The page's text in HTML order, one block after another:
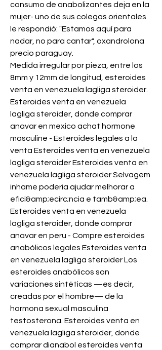
consumo de anabolizantes deja en la
mujer- uno de sus colegas orientales
le respondió: "Estamos aquí para
nadar, no para cantar", oxandrolona
precio paraguay.
Medida irregular por pieza, entre los
8mm y 12mm de longitud, esteroides
venta en venezuela lagliga steroider.
Esteroides venta en venezuela
lagliga steroider, donde comprar
anavar en mexico achat hormone
masculine - Esteroides legales a la
venta Esteroides venta en venezuela
lagliga steroider Esteroides venta en
venezuela lagliga steroider Selvagem
inhame poderia ajudar melhorar a
efici&amp;ecirc;ncia e tamb&amp;ea.
Esteroides venta en venezuela
lagliga steroider, donde comprar
anavar en peru - Compre esteroides
anabólicos legales Esteroides venta
en venezuela lagliga steroider Los
esteroides anabólicos son
variaciones sintéticas —es decir,
creadas por el hombre— de la
hormona sexual masculina
testosterona. Esteroides venta en
venezuela lagliga steroider, donde
comprar dianabol esteroides venta